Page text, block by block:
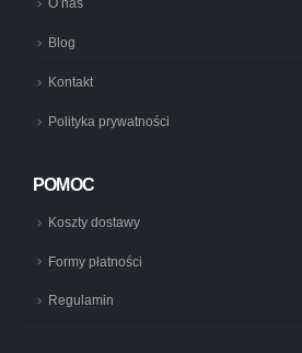
O nas
Blog
Kontakt
Polityka prywatności
POMOC
Koszty dostawy
Formy płatności
Regulamin